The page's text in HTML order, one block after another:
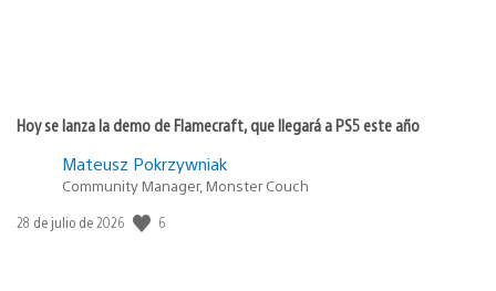
Hoy se lanza la demo de Flamecraft, que llegará a PS5 este año
Mateusz Pokrzywniak
Community Manager, Monster Couch
Fecha
28 de julio de 2026 6